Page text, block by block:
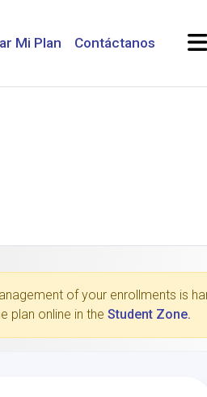
Mi Plan Contáctanos
of your enrollments is
plan online in the Student Zone.